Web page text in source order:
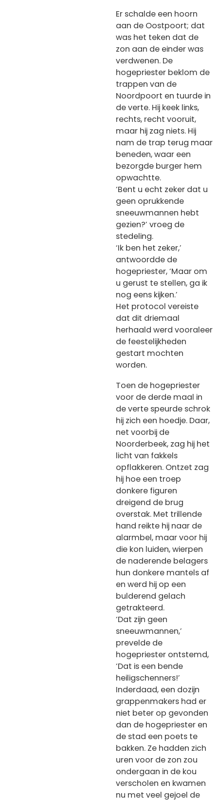
Er schalde een hoorn
aan de Oostpoort; dat
was het teken dat de
zon aan de einder was
verdwenen. De
hogepriester beklom de
trappen van de
Noordpoort en tuurde in
de verte. Hij keek links,
rechts, recht vooruit,
maar hij zag niets. Hij
nam de trap terug maar
beneden, waar een
bezorgde burger hem
opwachtte.
‘Bent u echt zeker dat u
geen oprukkende
sneeuwmannen hebt
gezien?’ vroeg de
stedeling.
‘Ik ben het zeker,’
antwoordde de
hogepriester, ‘Maar om
u gerust te stellen, ga ik
nog eens kijken.’
Het protocol vereiste
dat dit driemaal
herhaald werd vooraleer
de feestelijkheden
gestart mochten
worden.
Toen de hogepriester
voor de derde maal in
de verte speurde schrok
hij zich een hoedje. Daar,
net voorbij de
Noorderbeek, zag hij het
licht van fakkels
opflakkeren. Ontzet zag
hij hoe een troep
donkere figuren
dreigend de brug
overstak. Met trillende
hand reikte hij naar de
alarmbel, maar voor hij
die kon luiden, wierpen
de naderende belagers
hun donkere mantels af
en werd hij op een
bulderend gelach
getrakteerd.
‘Dat zijn geen
sneeuwmannen,’
prevelde de
hogepriester ontstemd,
‘Dat is een bende
heiligschenners!’
Inderdaad, een dozijn
grappenmakers had er
niet beter op gevonden
dan de hogepriester en
de stad een poets te
bakken. Ze hadden zich
uren voor de zon zou
ondergaan in de kou
verscholen en kwamen
nu met veel gejoel de